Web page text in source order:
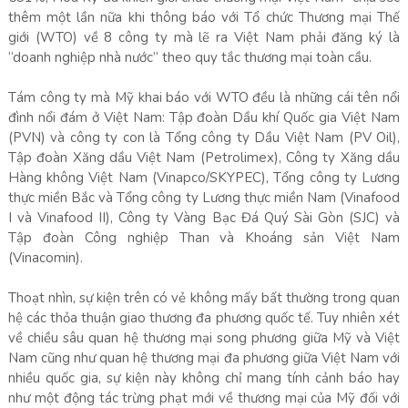
thêm một lần nữa khi thông báo với Tổ chức Thương mại Thế
giới (WTO) về 8 công ty mà lẽ ra Việt Nam phải đăng ký là
“doanh nghiệp nhà nước” theo quy tắc thương mại toàn cầu.
Tám công ty mà Mỹ khai báo với WTO đều là những cái tên nổi
đình nổi đám ở Việt Nam: Tập đoàn Dầu khí Quốc gia Việt Nam
(PVN) và công ty con là Tổng công ty Dầu Việt Nam (PV Oil),
Tập đoàn Xăng dầu Việt Nam (Petrolimex), Công ty Xăng dầu
Hàng không Việt Nam (Vinapco/SKYPEC), Tổng công ty Lương
thực miền Bắc và Tổng công ty Lương thực miền Nam (Vinafood
I và Vinafood II), Công ty Vàng Bạc Đá Quý Sài Gòn (SJC) và
Tập đoàn Công nghiệp Than và Khoáng sản Việt Nam
(Vinacomin).
Thoạt nhìn, sự kiện trên có vẻ không mấy bất thường trong quan
hệ các thỏa thuận giao thương đa phương quốc tế. Tuy nhiên xét
về chiều sâu quan hệ thương mại song phương giữa Mỹ và Việt
Nam cũng như quan hệ thương mại đa phương giữa Việt Nam với
nhiều quốc gia, sự kiện này không chỉ mang tính cảnh báo hay
như một động tác trừng phạt mới về thương mại của Mỹ đối với